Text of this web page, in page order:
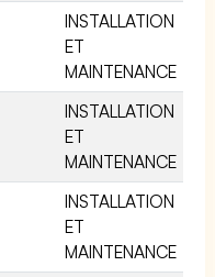
INSTALLATION
ET
MAINTENANCE
INSTALLATION
ET
MAINTENANCE
INSTALLATION
ET
MAINTENANCE